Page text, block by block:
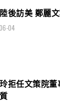
後訪美 鄭麗
04
拒任文策院